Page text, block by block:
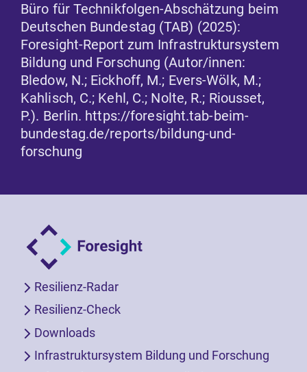
Büro für Technikfolgen-Abschätzung beim
Deutschen Bundestag (TAB) (2025):
Foresight-Report zum Infrastruktursystem
Bildung und Forschung (Autor/innen:
Bledow, N.; Eickhoff, M.; Evers-Wölk, M.;
Kahlisch, C.; Kehl, C.; Nolte, R.; Riousset,
P.). Berlin. https://foresight.tab-beim-
bundestag.de/reports/bildung-und-
forschung
Resilienz-Radar
Resilienz-Check
Downloads
Infrastruktursystem Bildung und Forschung